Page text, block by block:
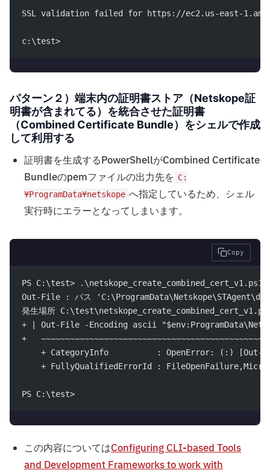
SSL validation failed for https://ec2.us-east-
c:\test>
パターン２）端末内の証明書ストア（Netskope証
明書が含まれてる）を統合させた証明書
（Combined Certificate Bundle）をシェルで作成
して利用する
証明書を生成するPowerShellがCombined Certificate
Bundleのpemファイルの出力先を C:
¥ProgramData¥netskope へ指定しているため、シェル
実行時にエラーとなってしまいます。
Copy
PS C:\test> .\netskope_create_combined_cert_v1.ps1
Out-File : パス
発生場所
+ | Out-File -Encoding ascii
+
+ CategoryInfo          : OpenError: (:) [Out-
+ FullyQualifiedErrorId :
PS C:\test>
この内容についてはConfiguring CLI-based Tools
and Development Frameworks to work with